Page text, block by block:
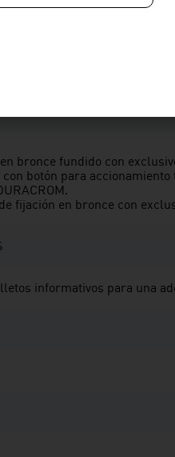
mecánico con botón.
de tipo antivandálico
impurezas de
trabajo recomendable: 20
al punto de agua G ½”.
bronce fundido con
con botón para
fijación en bronce con
informativos para una